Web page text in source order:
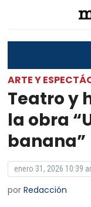
ARTE Y
Teatro y
la obra
banana”
enero 31, 2026 10:39
porRedacción